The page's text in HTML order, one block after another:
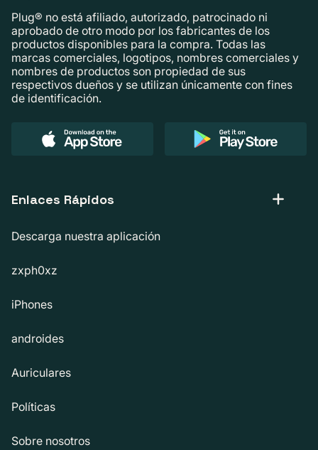
Plug® no está afiliado, autorizado, patrocinado ni
aprobado de otro modo por los fabricantes de los
productos disponibles para la compra. Todas las
marcas comerciales, logotipos, nombres comerciales y
nombres de productos son propiedad de sus
respectivos dueños y se utilizan únicamente con fines
de identificación.
Enlaces Rápidos
Descarga nuestra aplicación
zxph0xz
iPhones
androides
Auriculares
Políticas
Sobre nosotros